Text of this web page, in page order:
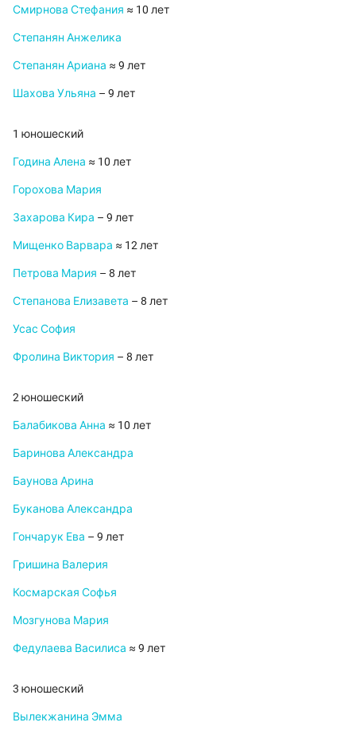
Смирнова Стефания ≈ 10 лет
Степанян Анжелика
Степанян Ариана ≈ 9 лет
Шахова Ульяна – 9 лет
1 юношеский
Година Алена ≈ 10 лет
Горохова Мария
Захарова Кира – 9 лет
Мищенко Варвара ≈ 12 лет
Петрова Мария – 8 лет
Степанова Елизавета – 8 лет
Усас София
Фролина Виктория – 8 лет
2 юношеский
Балабикова Анна ≈ 10 лет
Баринова Александра
Баунова Арина
Буканова Александра
Гончарук Ева – 9 лет
Гришина Валерия
Космарская Софья
Мозгунова Мария
Федулаева Василиса ≈ 9 лет
3 юношеский
Вылекжанина Эмма